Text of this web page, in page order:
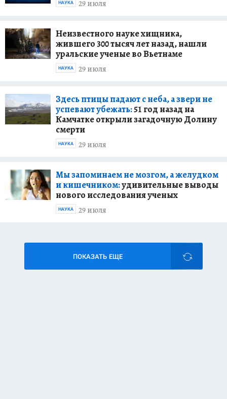
29 июля
НАУКА
Неизвестного науке хищника,
жившего 300 тысяч лет назад, нашли
уральские ученые во Вьетнаме
29 июля
НАУКА
Здесь птицы падают с неба, а звери не
успевают убежать:51 год назад на
Камчатке открыли загадочную Долину
смерти
29 июля
НАУКА
Мы запоминаем не мозгом, а желудком
и кишечником:удивительные выводы
нового исследования ученых
29 июля
НАУКА
ПОКАЗАТЬ ЕЩЕ